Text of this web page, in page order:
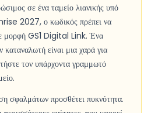
σε ένα ταμείο λιανικής υπό
2027, ο κωδικός πρέπει να
μορφή GS1 Digital Link. Ένα
είναι μια χαρά για
τον υπάρχοντα γραμμωτό
σφαλμάτων προσθέτει πυκνότητα.